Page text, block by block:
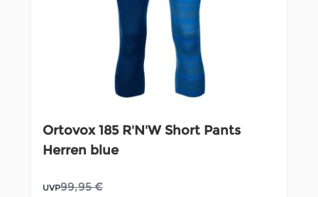
Ortovox 185 R'N'W Short Pants
Herren blue
UVP99,95 €